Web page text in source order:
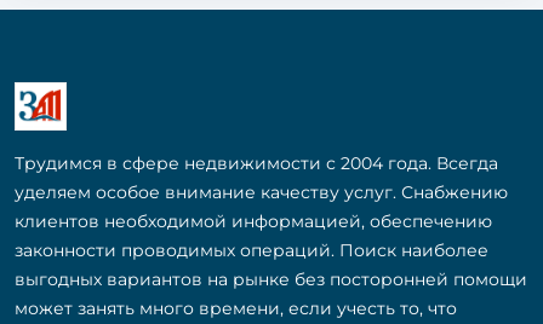
Трудимся в сфере недвижимости с 2004 года. Всегда
уделяем особое внимание качеству услуг. Снабжению
клиентов необходимой информацией, обеспечению
законности проводимых операций. Поиск наиболее
выгодных вариантов на рынке без посторонней помощи
может занять много времени, если учесть то, что